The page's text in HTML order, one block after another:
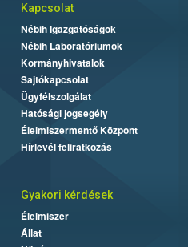
Kapcsolat
Nébih Igazgatóságok
Nébih Laboratóriumok
Kormányhivatalok
Sajtókapcsolat
Ügyfélszolgálat
Hatósági jogsegély
Élelmiszermentő Központ
Hírlevél feliratkozás
Gyakori kérdések
Élelmiszer
Állat